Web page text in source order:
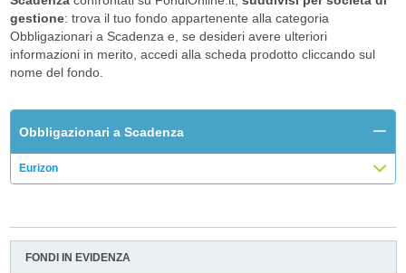
gestione: trova il tuo fondo appartenente alla categoria
Obbligazionari a Scadenza e, se desideri avere ulteriori
informazioni in merito, accedi alla scheda prodotto cliccando sul
nome del fondo.
Obbligazionari a Scadenza
Eurizon
FONDI IN EVIDENZA